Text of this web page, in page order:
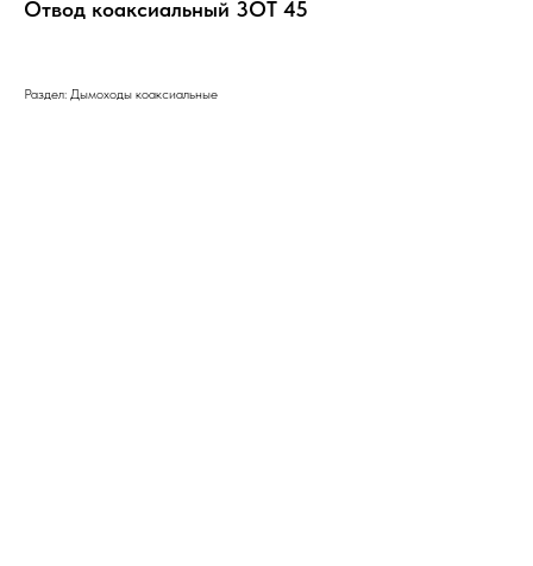
Отвод коаксиальный 3ОТ 45
Раздел: Дымоходы коаксиальные